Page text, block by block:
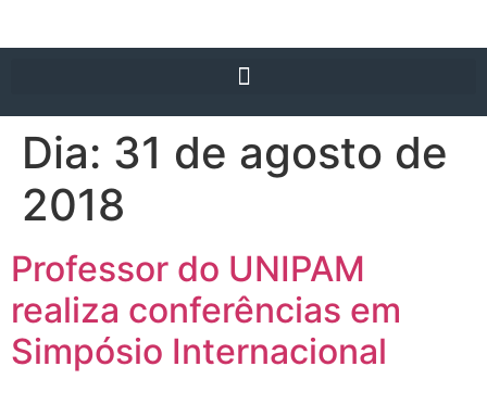
Dia: 31 de agosto de
2018
Professor do UNIPAM
realiza conferências em
Simpósio Internacional